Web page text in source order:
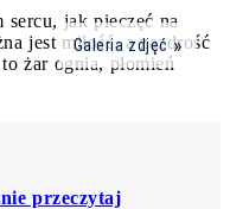
Galeria zdjęć
przeczytaj